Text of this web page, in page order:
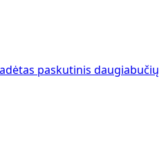
paskutinis daugiabučių